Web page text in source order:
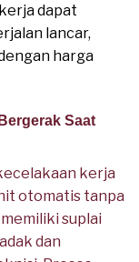
dapat
lancar,
harga
Saat
kerja
otomatis tanpa
suplai
dan